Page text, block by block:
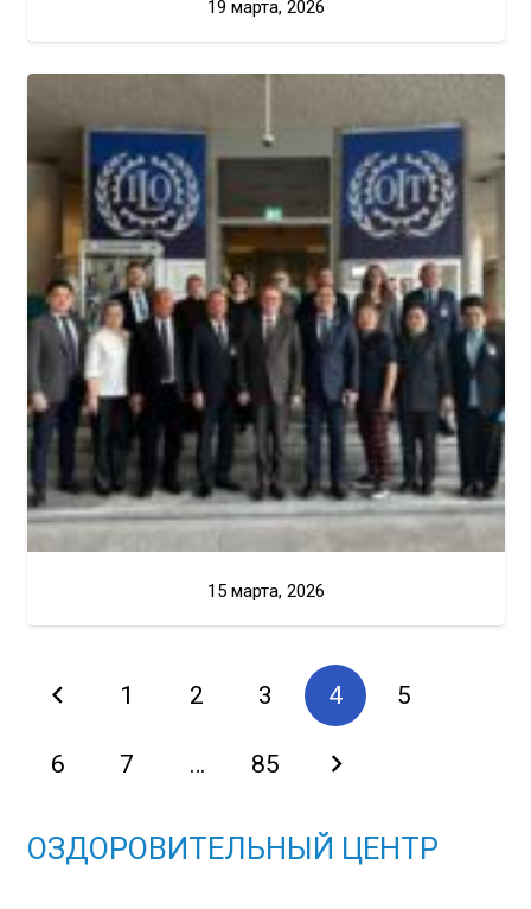
19 марта, 2026
15 марта, 2026
1 2 3 4 5
6 7 … 85
ОЗДОРОВИТЕЛЬНЫЙ ЦЕНТР